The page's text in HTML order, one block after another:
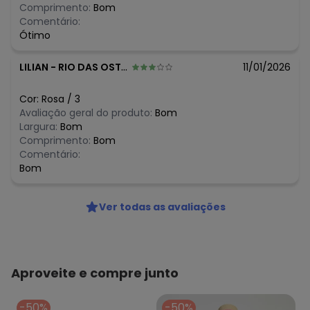
Comprimento: Bom
Comentário:
Ótimo
LILIAN - RIO DAS OSTRAS - RJ 11/01/2026
Cor: Rosa / 3
Avaliação geral do produto: Bom
Largura: Bom
Comprimento: Bom
Comentário:
Bom
Ver todas as avaliações
Aproveite e compre junto